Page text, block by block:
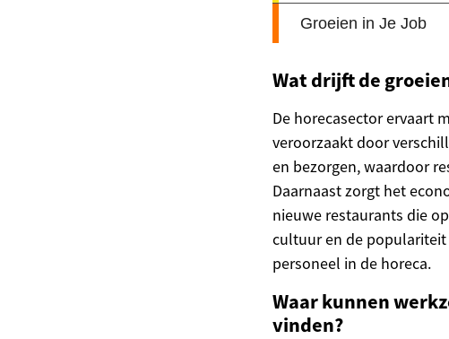
Wat drijft de
De horecasector ervaart
veroorzaakt door
en bezorgen, waardoor
Daarnaast zorgt het
nieuwe restaurants die
cultuur en de populariteit
personeel in de horeca.
Waar kunnen
vinden?